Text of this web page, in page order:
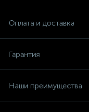
Оплата и доставка
Гарантия
Наши преимущества